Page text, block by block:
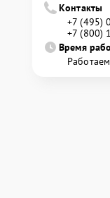
Контакты
+7 (495)
+7 (800)
Время